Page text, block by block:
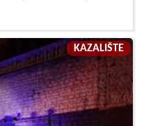
KAZALIŠTE